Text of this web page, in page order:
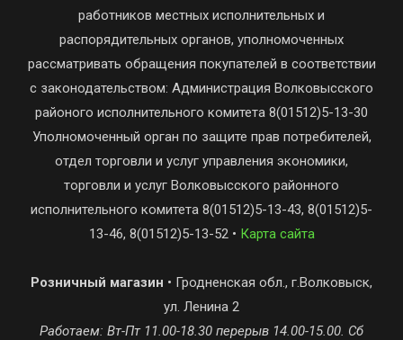
работников местных исполнительных и
распорядительных органов, уполномоченных
рассматривать обращения покупателей в соответствии
с законодательством: Администрация Волковысского
районого исполнительного комитета 8(01512)5-13-30
Уполномоченный орган по защите прав потребителей,
отдел торговли и услуг управления экономики,
торговли и услуг Волковысского районного
исполнительного комитета 8(01512)5-13-43, 8(01512)5-
13-46, 8(01512)5-13-52 • Карта сайта
Розничный магазин • Гродненская обл., г.Волковыск,
ул. Ленина 2
Работаем: Вт-Пт 11.00-18.30 перерыв 14.00-15.00. Сб